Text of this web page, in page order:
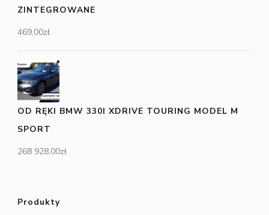
ZINTEGROWANE
469,00zł
OD RĘKI BMW 330I XDRIVE TOURING MODEL M
SPORT
268 928,00zł
Produkty